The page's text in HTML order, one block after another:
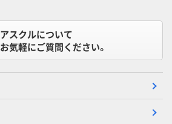
アスクルについて
お気軽にご質問ください。